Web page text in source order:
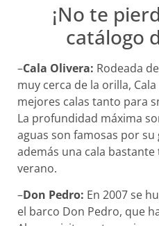
¡No te
catálogo
–Cala Olivera: Rodeada
muy cerca de la orilla,
mejores calas tanto para
La profundidad máxima
aguas son famosas por su
además una cala
verano.
–Don Pedro: En 2007 se
el barco Don Pedro, que